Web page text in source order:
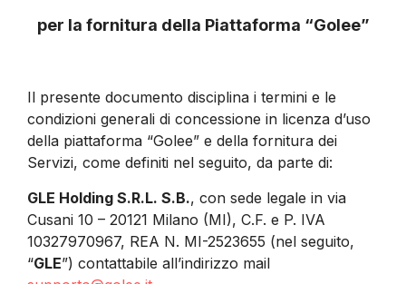
per la fornitura della Piattaforma “Golee”
Il presente documento disciplina i termini e le
condizioni generali di concessione in licenza d’uso
della piattaforma “Golee” e della fornitura dei
Servizi, come definiti nel seguito, da parte di:
GLE Holding S.R.L. S.B., con sede legale in via
Cusani 10 – 20121 Milano (MI), C.F. e P. IVA
10327970967, REA N. MI-2523655 (nel seguito,
“GLE”) contattabile all’indirizzo mail